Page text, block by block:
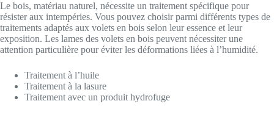
Le bois, matériau naturel, nécessite un traitement spécifique pour
résister aux intempéries. Vous pouvez choisir parmi différents types de
traitements adaptés aux volets en bois selon leur essence et leur
exposition. Les lames des volets en bois peuvent nécessiter une
attention particulière pour éviter les déformations liées à l’humidité.
Traitement à l’huile
Traitement à la lasure
Traitement avec un produit hydrofuge